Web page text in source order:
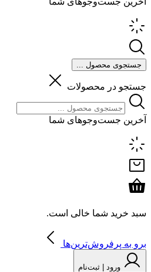
جستجوی محصول ...
جستجو در محصولات
آخرین جست‌وجوهای شما
سبد خرید شما خالی است.
برو به پرفروش‌ترین‌ها
ورود | ثبت‌نام